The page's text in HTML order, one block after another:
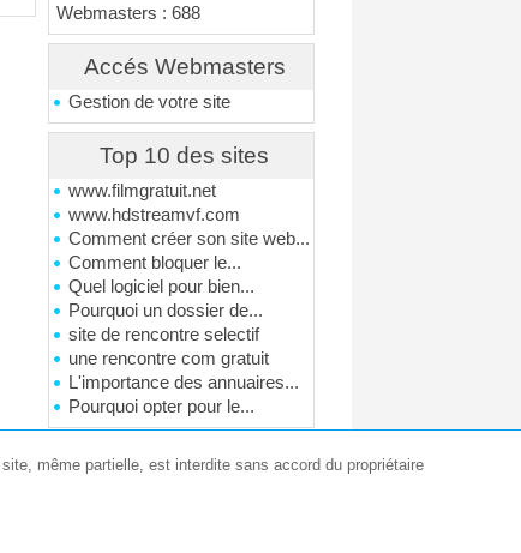
Webmasters : 688
Accés Webmasters
Gestion de votre site
Top 10 des sites
www.filmgratuit.net
www.hdstreamvf.com
Comment créer son site web...
Comment bloquer le...
Quel logiciel pour bien...
Pourquoi un dossier de...
site de rencontre selectif
une rencontre com gratuit
L'importance des annuaires...
Pourquoi opter pour le...
même partielle, est interdite sans accord du propriétaire